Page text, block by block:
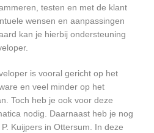
testen en met de klant
wensen en aanpassingen
kan je hierbij ondersteuning
is vooral gericht op het
en veel minder op het
Toch heb je ook voor deze
nodig. Daarnaast heb je nog
Kuijpers in Ottersum. In deze